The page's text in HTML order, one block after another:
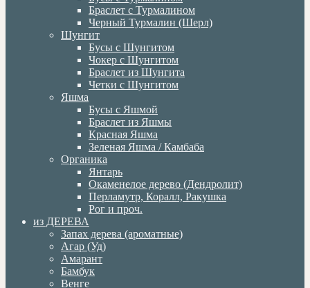
Браслет с Турмалином
Черный Турмалин (Шерл)
Шунгит
Бусы с Шунгитом
Чокер с Шунгитом
Браслет из Шунгита
Четки с Шунгитом
Яшма
Бусы с Яшмой
Браслет из Яшмы
Красная Яшма
Зеленая Яшма / Камбаба
Органика
Янтарь
Окаменелое дерево (Дендролит)
Перламутр, Коралл, Ракушка
Рог и проч.
из ДЕРЕВА
Запах дерева (ароматные)
Агар (Уд)
Амарант
Бамбук
Венге